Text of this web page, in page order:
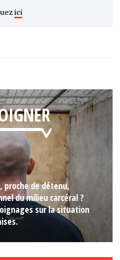
ici
proche de détenu,
du milieu carcéral ?
sur la situation